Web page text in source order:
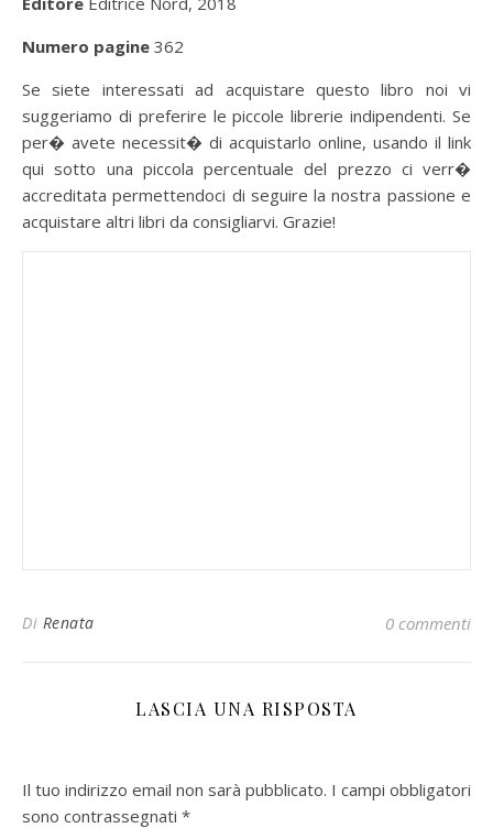
Numero pagine 362
Se siete interessati ad acquistare questo libro noi vi
suggeriamo di preferire le piccole librerie indipendenti. Se
per� avete necessit� di acquistarlo online, usando il link
qui sotto una piccola percentuale del prezzo ci verr�
accreditata permettendoci di seguire la nostra passione e
acquistare altri libri da consigliarvi. Grazie!
Di Renata 0 commenti
LASCIA UNA RISPOSTA
Il tuo indirizzo email non sarà pubblicato. I campi obbligatori
sono contrassegnati *